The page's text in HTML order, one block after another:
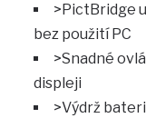
>PictBridge
bez použití PC
>Snadné
displeji
>Výdrž